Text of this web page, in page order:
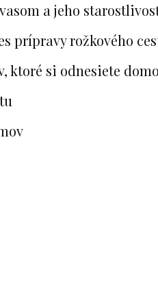
a jeho
prípravy rožkového
si odnesiete